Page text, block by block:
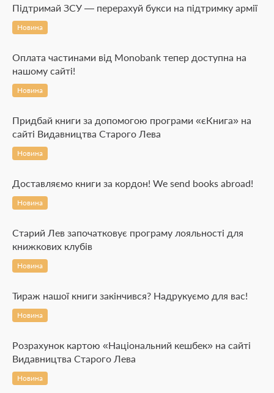
Підтримай ЗСУ — перерахуй букси на підтримку армії
Новина
Оплата частинами від Monobank тепер доступна на
нашому сайті!
Новина
Придбай книги за допомогою програми «єКнига» на
сайті Видавництва Старого Лева
Новина
Доставляємо книги за кордон! We send books abroad!
Новина
Старий Лев започатковує програму лояльності для
книжкових клубів
Новина
Тираж нашої книги закінчився? Надрукуємо для вас!
Новина
Розрахунок картою «Національний кешбек» на сайті
Видавництва Старого Лева
Новина